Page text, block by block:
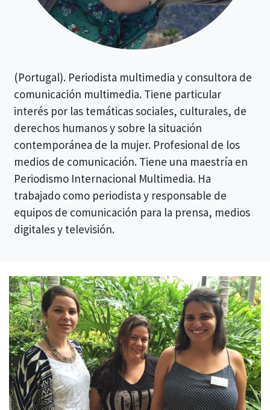
(Portugal). Periodista multimedia y consultora de
comunicación multimedia. Tiene particular
interés por las temáticas sociales, culturales, de
derechos humanos y sobre la situación
contemporánea de la mujer. Profesional de los
medios de comunicación. Tiene una maestría en
Periodismo Internacional Multimedia. Ha
trabajado como periodista y responsable de
equipos de comunicación para la prensa, medios
digitales y televisión.